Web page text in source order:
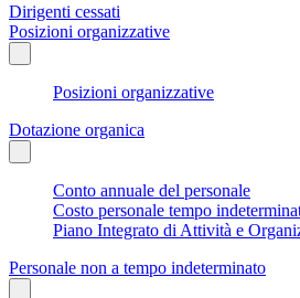
Dirigenti cessati
Posizioni organizzative
Posizioni organizzative
Dotazione organica
Conto annuale del personale
Costo personale tempo
Piano Integrato di Attività e
Personale non a tempo indeterminato